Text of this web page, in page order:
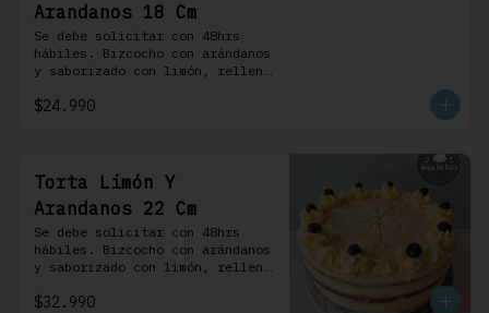
Arandanos 18 Cm
Se debe solicitar con 48hrs
hábiles. Bizcocho con arándanos
y saborizado con limón, rellena
rojos y cubierta con un
$24.990
Torta Limón Y
Arandanos 22 Cm
Se debe solicitar con 48hrs
hábiles. Bizcocho con arándanos
y saborizado con limón, rellena
rojos y cubierta con un
$32.990